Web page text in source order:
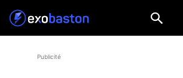
Publicité